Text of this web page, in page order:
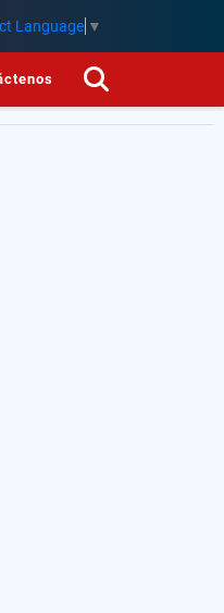
Language ▼